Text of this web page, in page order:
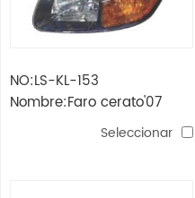
NO:LS-KL-153
Nombre:Faro cerato'07
Seleccionar